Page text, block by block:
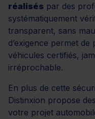
réalisés par des
systématiquement
transparent, sans
d’exigence permet
véhicules certifiés,
irréprochable.
En plus de cette
Distinxion propose
votre projet